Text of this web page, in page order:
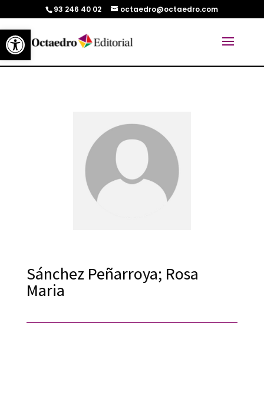
Abrir barra de herramientas
93 246 40 02 octaedro@octaedro.com
Sánchez Peñarroya; Rosa
Maria